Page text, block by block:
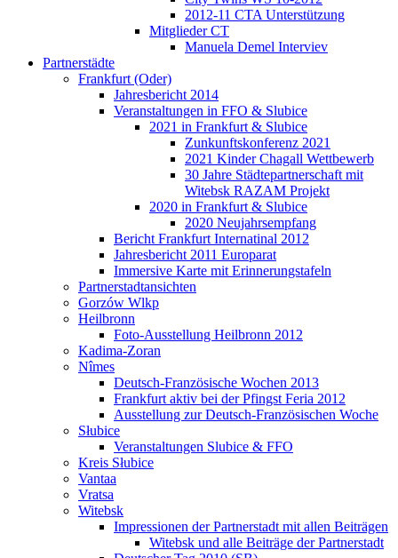
2012-11 CTA Unterstützung
Mitglieder CT
Manuela Demel Interviev
Partnerstädte
Frankfurt (Oder)
Jahresbericht 2014
Veranstaltungen in FFO & Slubice
2021 in Frankfurt & Slubice
Zunkunftskonferenz 2021
2021 Kinder Chagall Wettbewerb
30 Jahre Städtepartnerschaft mit
Witebsk RAZAM Projekt
2020 in Frankfurt & Slubice
2020 Neujahrsempfang
Bericht Frankfurt Internatinal 2012
Jahresbericht 2011 Europarat
Immersive Karte mit Erinnerungstafeln
Partnerstadtansichten
Gorzów Wlkp
Heilbronn
Foto-Ausstellung Heilbronn 2012
Kadima-Zoran
Nîmes
Deutsch-Französische Wochen 2013
Frankfurt aktiv bei der Pfingst Feria 2012
Ausstellung zur Deutsch-Französischen Woche
Słubice
Veranstaltungen Slubice & FFO
Kreis Słubice
Vantaa
Vratsa
Witebsk
Impressionen der Partnerstadt mit allen Beiträgen
Witebsk und alle Beiträge der Partnerstadt